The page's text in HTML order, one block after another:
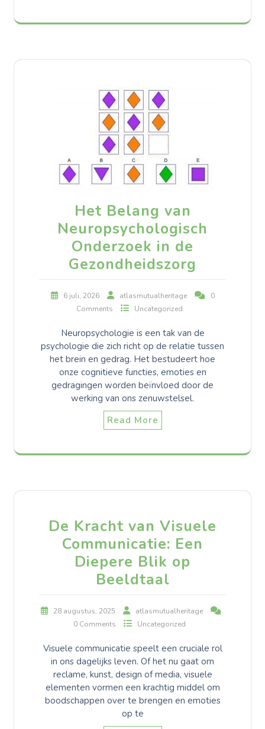
Het Belang van
Neuropsychologisch
Onderzoek in de
Gezondheidszorg
6 juli, 2026 atlasmutualheritage
0
Comments
Uncategorized
Neuropsychologie is een tak van de
psychologie die zich richt op de relatie tussen
het brein en gedrag. Het bestudeert hoe
onze cognitieve functies, emoties en
gedragingen worden beïnvloed door de
werking van ons zenuwstelsel.
Read More
De Kracht van Visuele
Communicatie: Een
Diepere Blik op
Beeldtaal
28 augustus, 2025
atlasmutualheritage
0 Comments
Uncategorized
Visuele communicatie speelt een cruciale rol
in ons dagelijks leven. Of het nu gaat om
reclame, kunst, design of media, visuele
elementen vormen een krachtig middel om
boodschappen over te brengen en emoties
op te